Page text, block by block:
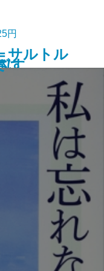
す
に
サルトル
円